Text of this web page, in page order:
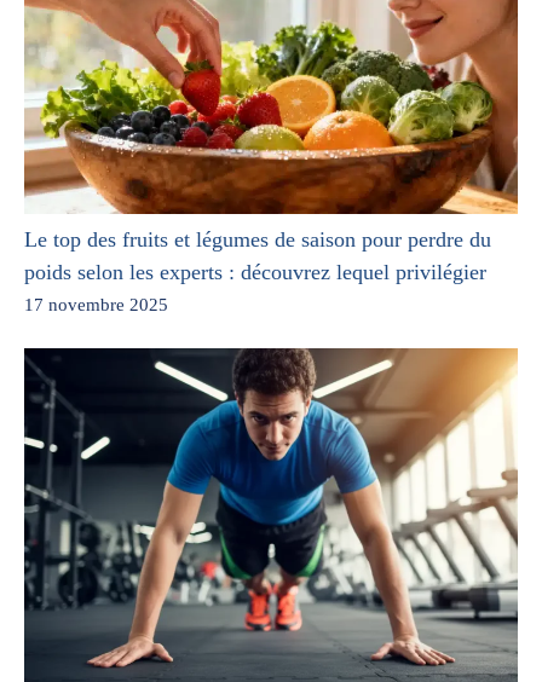
Le top des fruits et légumes de saison pour perdre du
poids selon les experts : découvrez lequel privilégier
17 novembre 2025